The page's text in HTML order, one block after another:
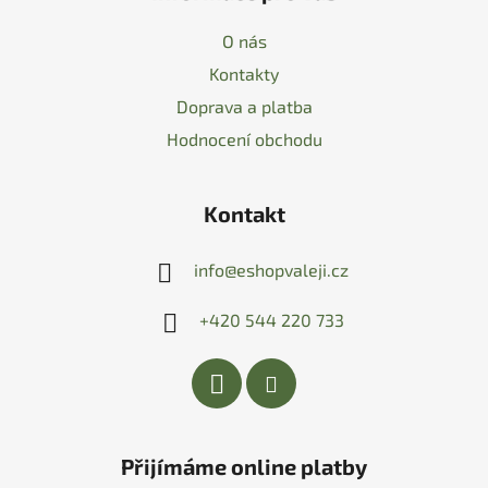
O nás
Kontakty
Doprava a platba
Hodnocení obchodu
Kontakt
info@eshopvaleji.cz
+420 544 220 733
Přijímáme online platby